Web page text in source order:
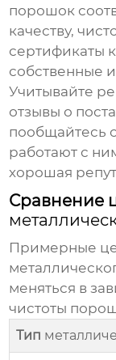
порошок
качеству,
сертификаты
собственные
Учитывайте
отзывы о
пообщайтесь
работают с
хорошая
Сравнение
Примерные
меняться в
чистоты
Тип